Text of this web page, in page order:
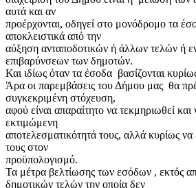
αυτά και αν
προέρχονται, οδηγεί στο μονόδρομο τα
αποκλειστικά από την
αύξηση ανταποδοτικών ή άλλων τελών ή
επιβαρύνσεων των δημοτών.
Και ιδίως όταν τα έσοδα βασίζονται
Άρα οι παρεμβάσεις του Δήμου μας θα
συγκεκριμένη στόχευση,
αφού είναι απαραίτητο να τεκμηριωθεί και
εκτιμώμενη
αποτελεσματικότητά τους, αλλά κυρίως να
τους στον
προϋπολογισμό.
Τα μέτρα βελτίωσης των εσόδων , εκτός
δημοτικών τελών την οποία δεν